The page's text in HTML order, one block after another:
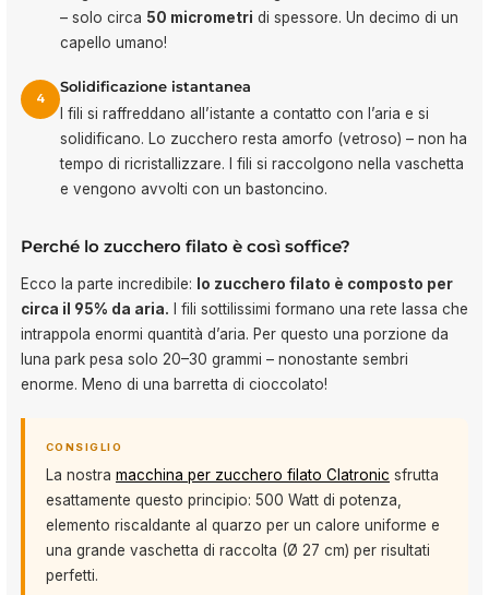
– solo circa 50 micrometri di spessore. Un decimo di un
capello umano!
4
Solidificazione istantanea
I fili si raffreddano all’istante a contatto con l’aria e si
solidificano. Lo zucchero resta amorfo (vetroso) – non ha
tempo di ricristallizzare. I fili si raccolgono nella vaschetta
e vengono avvolti con un bastoncino.
Perché lo zucchero filato è così soffice?
Ecco la parte incredibile:
lo zucchero filato è composto per
circa il 95% da aria. I fili sottilissimi formano una rete lassa che
intrappola enormi quantità d’aria. Per questo una porzione da
luna park pesa solo 20–30 grammi – nonostante sembri
enorme. Meno di una barretta di cioccolato!
CONSIGLIO
La nostra macchina per zucchero filato Clatronic sfrutta
esattamente questo principio: 500 Watt di potenza,
elemento riscaldante al quarzo per un calore uniforme e
una grande vaschetta di raccolta (Ø 27 cm) per risultati
perfetti.